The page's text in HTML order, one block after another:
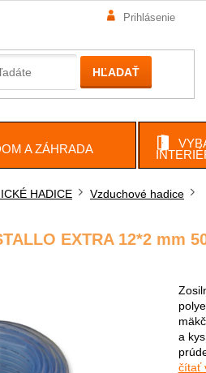
Prihlásenie
HĽADAŤ
A ZÁHRADA
HADICE Vzduchové hadice
EXTRA 12*2 mm
a
čítať